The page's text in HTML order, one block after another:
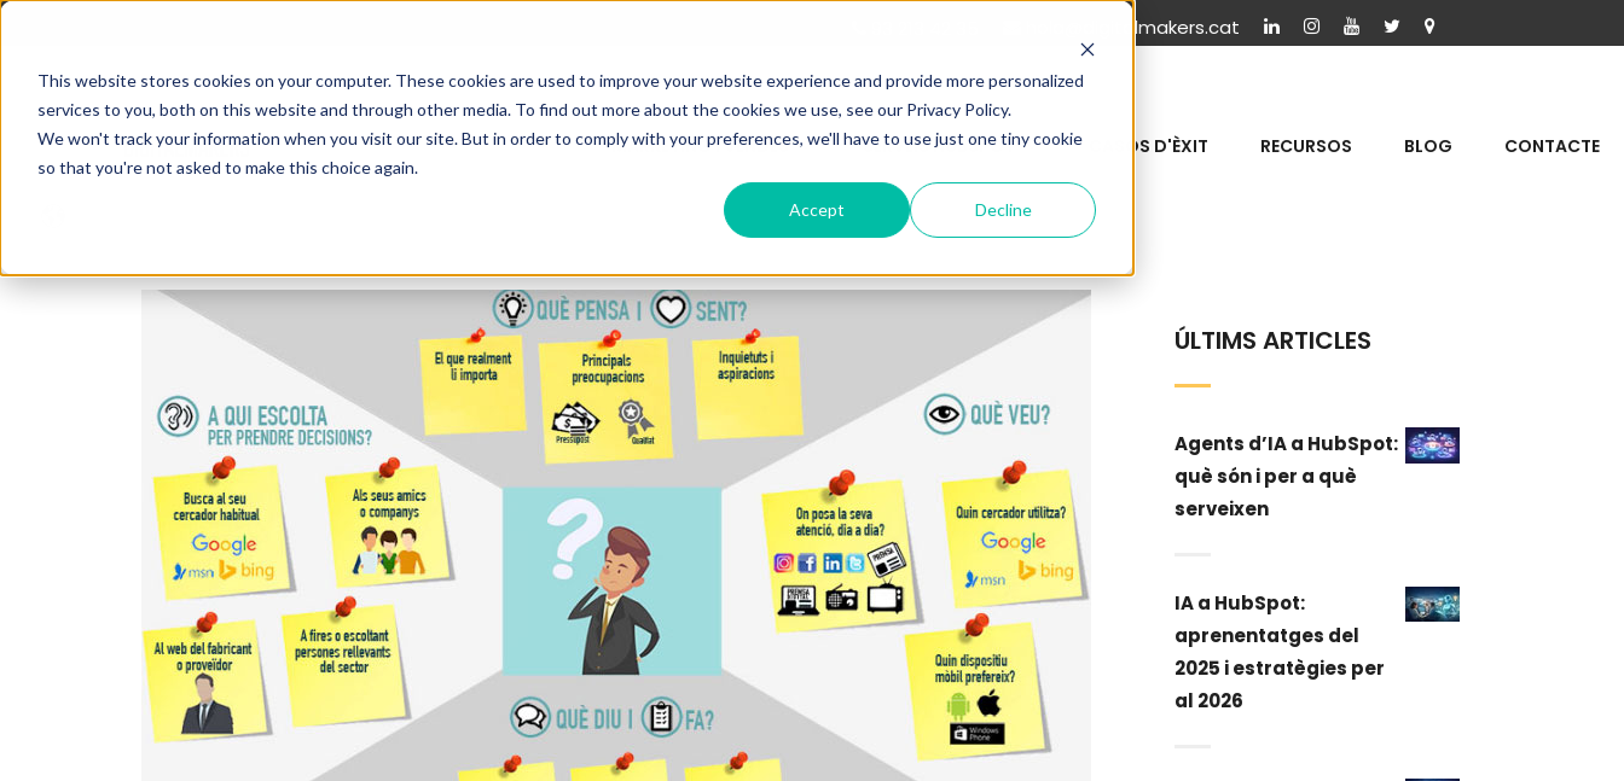
This website stores cookies on your computer. These cookies are used to improve your website experience and provide more personalized
services to you, both on this website and through other media. To find out more about the cookies we use, see our Privacy Policy.
We won't track your information when you visit our site. But in order to comply with your preferences, we'll have to use just one tiny cookie
so that you're not asked to make this choice again.
Accept Decline
hola@digitalmakers.cat
MARKETING I VENDES SERVEIS HUBSPOT CASOS D'ÈXIT RECURSOS BLOG CONTACTE
ÚLTIMS ARTICLES
Agents d’IA a HubSpot:
què són i per a què
serveixen
IA a HubSpot:
aprenentatges del
2025 i estratègies per
al 2026